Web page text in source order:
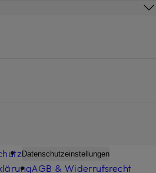
Datenschutzeinstellungen
AGB & Widerrufsrecht